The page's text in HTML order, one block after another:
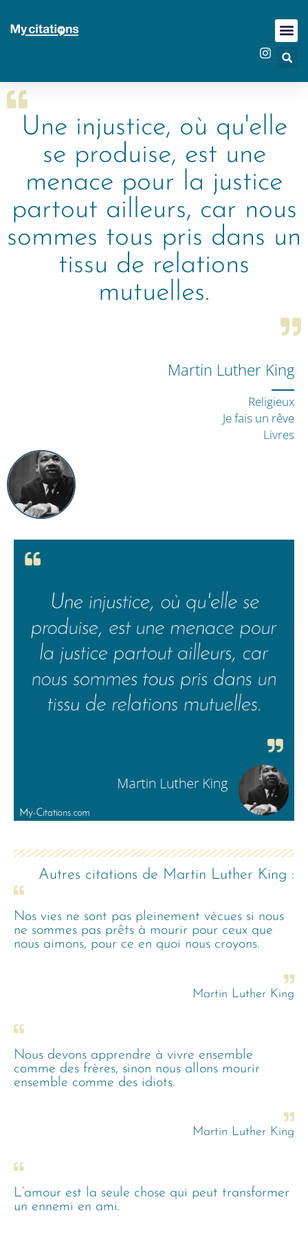
Une injustice, où qu'elle
se produise, est une
menace pour la justice
partout ailleurs, car nous
sommes tous pris dans un
tissu de relations
mutuelles.
Martin Luther King
Religieux
Je fais un rêve
Livres
Autres citations de Martin Luther King :
Nos vies ne sont pas pleinement vécues si nous
ne sommes pas prêts à mourir pour ceux que
nous aimons, pour ce en quoi nous croyons.
Martin Luther King
Nous devons apprendre à vivre ensemble
comme des frères, sinon nous allons mourir
ensemble comme des idiots.
Martin Luther King
L’amour est la seule chose qui peut transformer
un ennemi en ami.